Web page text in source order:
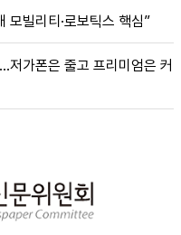
모빌리티·로보틱스 핵심”
저가폰은 줄고 프리미엄은 커